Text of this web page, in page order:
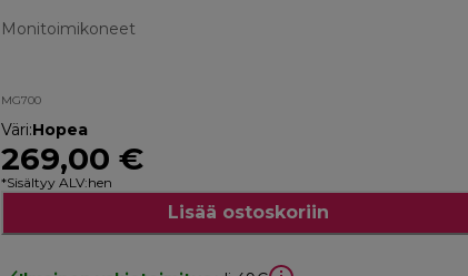
Monitoimikoneet
MG700
Väri:Hopea
269,00 €
*Sisältyy ALV:hen
Lisää ostoskoriin